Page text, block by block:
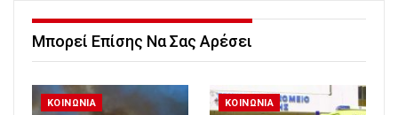
Μπορεί Επίσης Να Σας Αρέσει
ΚΟΙΝΩΝΙΑ ΚΟΙΝΩΝΙΑ